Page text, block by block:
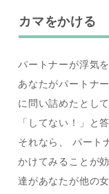
カマをかける
パートナーが浮気
あなたがパートナ
に問い詰めたとし
「してない！」と
それなら、 パート
かけてみることが
達があなたが他の